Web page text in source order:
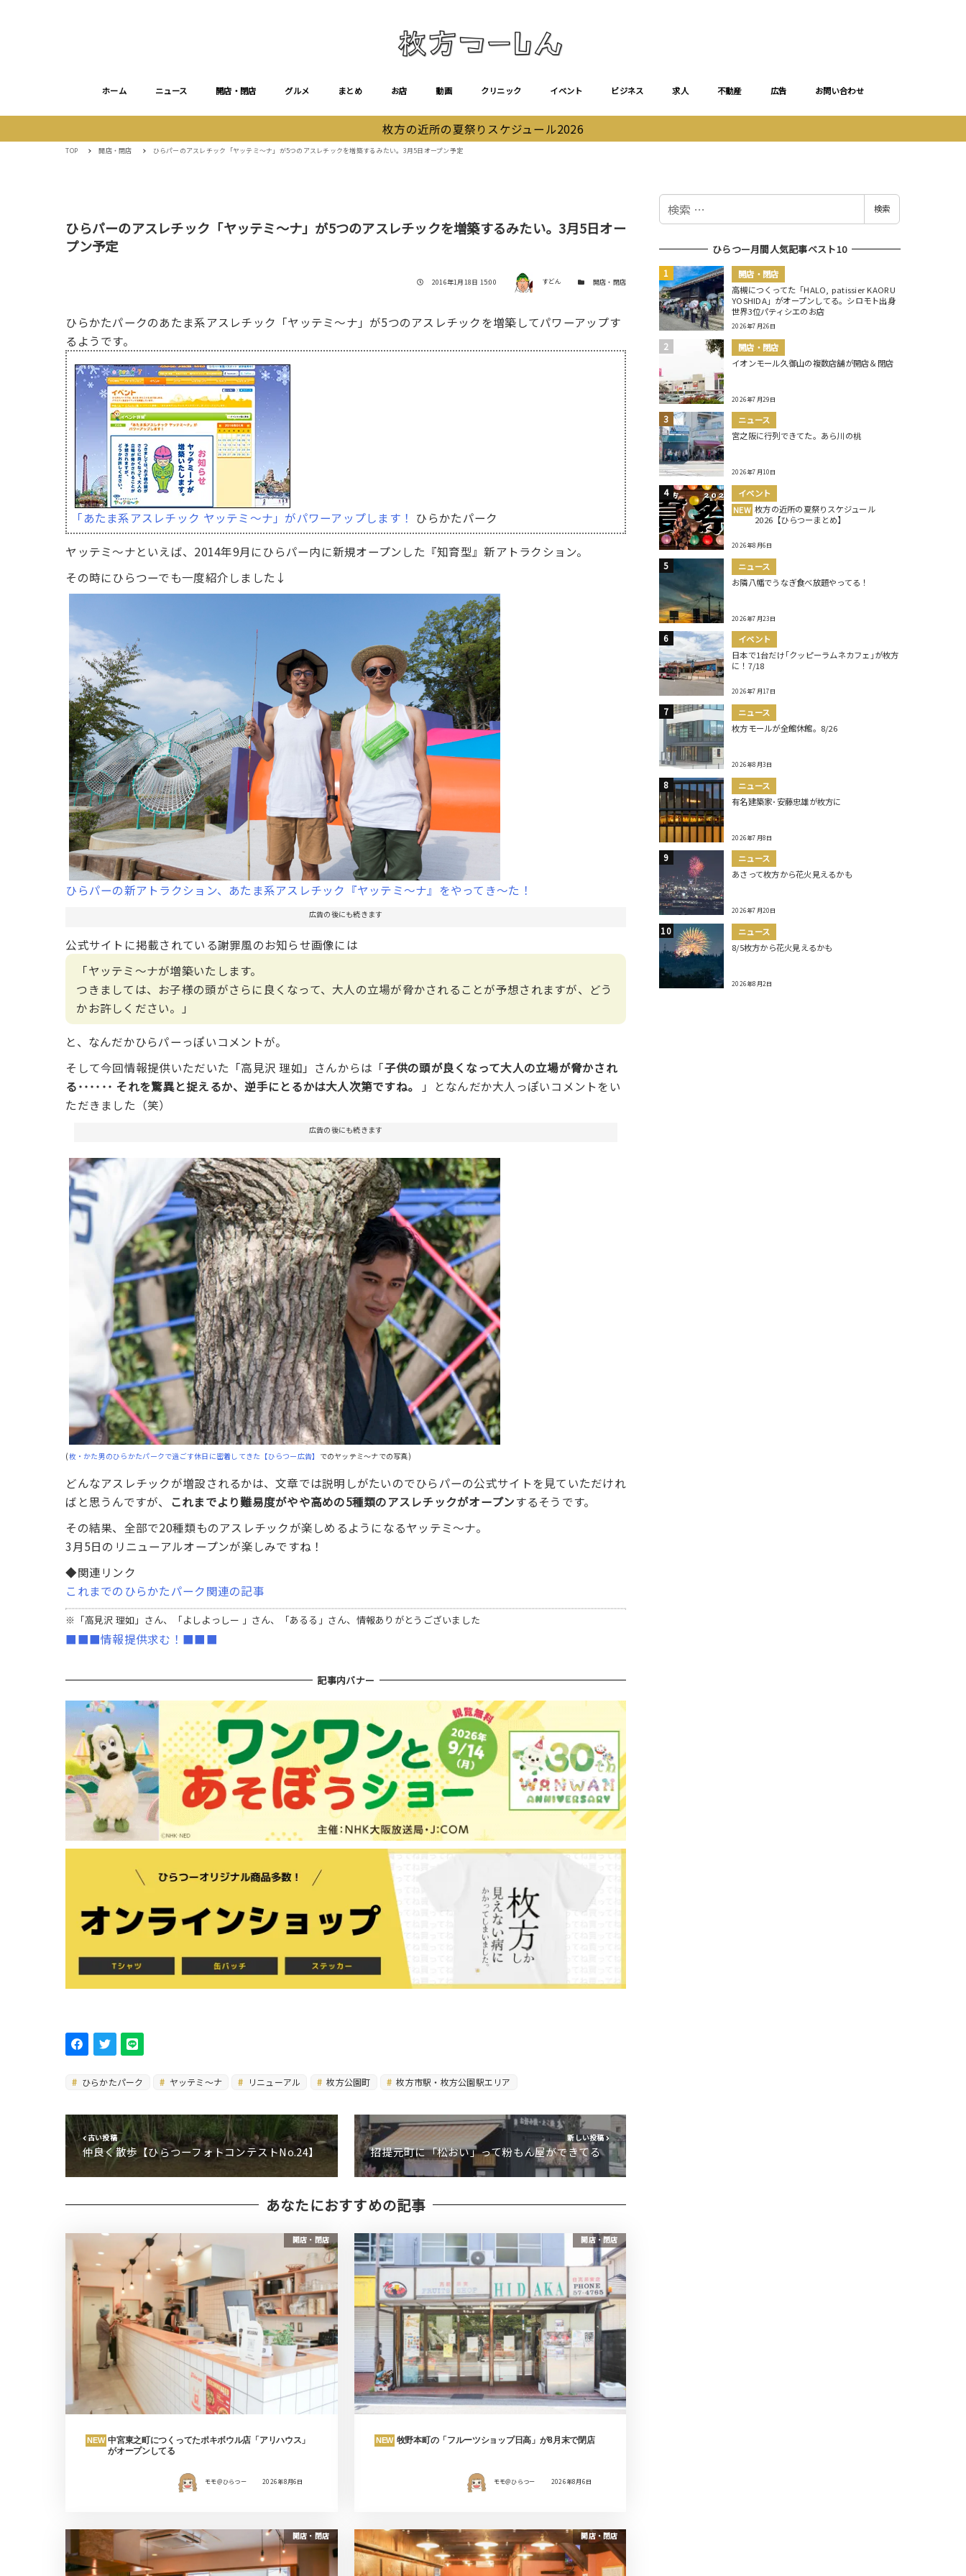
ホーム ニュース 開店・閉店 グルメ まとめ お店 動画 クリニック イベント ビジネス 求人 不動産 広告 お問い合わせ
枚方の近所の夏祭りスケジュール2026
TOP 開店・閉店 ひらパーのアスレチック「ヤッテミ〜ナ」が5つのアスレチックを増築するみたい。3月5日オープン予定
ひらパーのアスレチック「ヤッテミ〜ナ」が5つのアスレチックを増築するみたい。3月5日オー
プン予定
投稿日
2016年1月18日 15:00 著者 すどん カテゴリー開店・閉店
ひらかたパークのあたま系アスレチック「ヤッテミ〜ナ」が5つのアスレチックを増築してパワーアップす
るようです。
「あたま系アスレチック ヤッテミ～ナ」がパワーアップします！ ひらかたパーク
ヤッテミ〜ナといえば、2014年9月にひらパー内に新規オープンした『知育型』新アトラクション。
その時にひらつーでも一度紹介しました↓
ひらパーの新アトラクション、あたま系アスレチック『ヤッテミ〜ナ』をやってき〜た！
広告の後にも続きます
公式サイトに掲載されている謝罪風のお知らせ画像には
「ヤッテミ〜ナが増築いたします。
つきましては、お子様の頭がさらに良くなって、大人の立場が脅かされることが予想されますが、どう
かお許しください。」
と、なんだかひらパーっぽいコメントが。
そして今回情報提供いただいた「高見沢 理如」さんからは「子供の頭が良くなって大人の立場が脅かされ
る･･････ それを驚異と捉えるか、逆手にとるかは大人次第ですね。
」となんだか大人っぽいコメントをい
ただきました（笑）
広告の後にも続きます
(枚・かた男のひらかたパークで過ごす休日に密着してきた【ひらつー広告】 でのヤッテミ〜ナでの写真)
どんなアスレチックが増設されるかは、文章では説明しがたいのでひらパーの公式サイトを見ていただけれ
ばと思うんですが、
これまでより難易度がやや高めの5種類のアスレチックがオープンするそうです。
その結果、全部で20種類ものアスレチックが楽しめるようになるヤッテミ〜ナ。
3月5日のリニューアルオープンが楽しみですね！
◆関連リンク
これまでのひらかたパーク関連の記事
※「高見沢 理如」さん、「よしよっしー 」さん、「あるる」さん、情報ありがとうございました
■■■情報提供求む！■■■
記事内バナー
ひらかたパーク ヤッテミ〜ナ リニューアル 枚方公園町 枚方市駅・枚方公園駅エリア
古い投稿
仲良く散歩【ひらつーフォトコンテストNo.24】
新しい投稿
招提元町に「松おい」って粉もん屋ができてる
あなたにおすすめの記事
開店・閉店
NEW 中宮東之町につくってたポキボウル店「アリハウス」
がオープンしてる
モモ＠ひらつー 2026年8月6日
開店・閉店
NEW 牧野本町の「フルーツショップ日高」が8月末で閉店
モモ＠ひらつー 2026年8月6日
開店・閉店 開店・閉店
検
検索
ひらつー月間人気記事ベスト10
開店・閉店
高槻につくってた「HALO, patissier KAORU
YOSHIDA」がオープンしてる。シロモト出身
世界3位パティシエのお店
2026年7月26日
開店・閉店
イオンモール久御山の複数店舗が開店＆閉店
2026年7月29日
ニュース
宮之阪に行列できてた。あら川の桃
2026年7月10日
イベント
NEW 枚方の近所の夏祭りスケジュール
2026【ひらつーまとめ】
2026年8月6日
ニュース
お隣八幡でうなぎ食べ放題やってる！
2026年7月23日
イベント
日本で1台だけ｢クッピーラムネカフェ｣が枚方
に！7/18
2026年7月17日
ニュース
枚方モールが全館休館。8/26
2026年8月3日
ニュース
有名建築家･安藤忠雄が枚方に
2026年7月8日
ニュース
あさって枚方から花火見えるかも
2026年7月20日
ニュース
8/5枚方から花火見えるかも
2026年8月2日